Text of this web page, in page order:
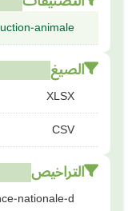
animale
الصيغ
XLSX
CSV
التراخيص
nationale-d...